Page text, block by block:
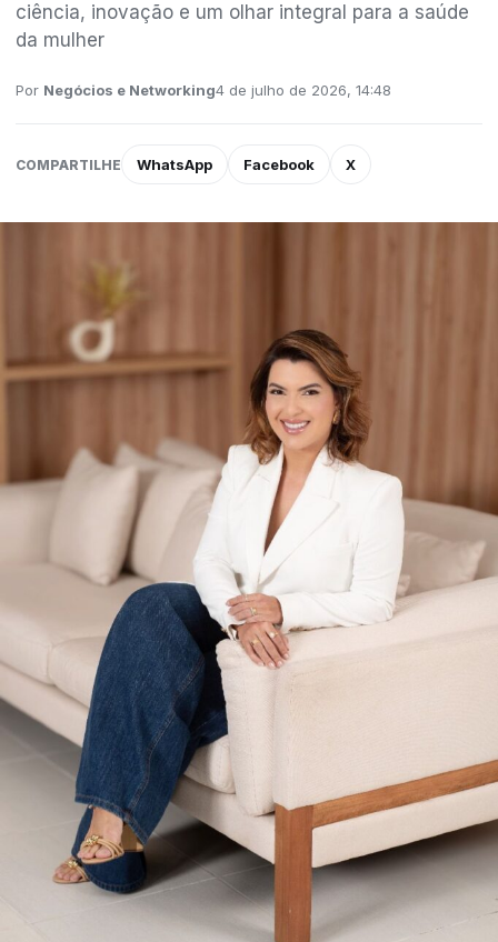
ciência, inovação e um olhar integral para a saúde
da mulher
Por Negócios e Networking4 de julho de 2026, 14:48
COMPARTILHE WhatsApp Facebook X